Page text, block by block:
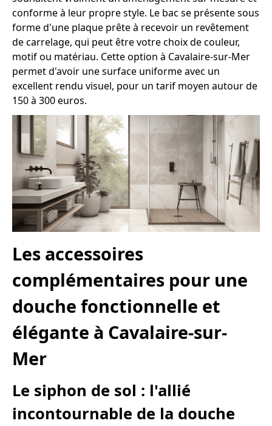
conforme à leur propre style. Le bac se présente sous
forme d'une plaque prête à recevoir un revêtement
de carrelage, qui peut être votre choix de couleur,
motif ou matériau. Cette option à Cavalaire-sur-Mer
permet d'avoir une surface uniforme avec un
excellent rendu visuel, pour un tarif moyen autour de
150 à 300 euros.
Les accessoires
complémentaires pour une
douche fonctionnelle et
élégante à Cavalaire-sur-
Mer
Le siphon de sol : l'allié
incontournable de la douche